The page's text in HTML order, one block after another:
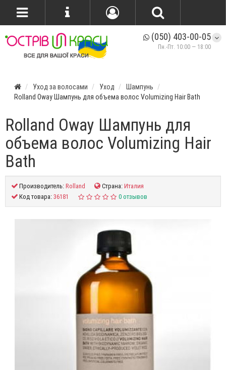
(050) 403-00-05
Пн.-Пт. 10:00 — 18:00
Уход за волосами Уход
Шампунь
Rolland Oway Шампунь для объема волос Volumizing Hair Bath
Rolland Oway Шампунь для
объема волос Volumizing Hair
Bath
Производитель:Rolland Страна:Италия
Код товара:36181 0 отзывов